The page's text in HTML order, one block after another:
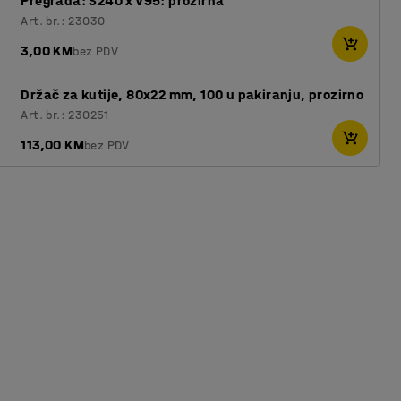
Art. br.: 23030
3,00 KMbez PDV
Držač za kutije, 80x22 mm, 100 u pakiranju, prozirno
Art. br.: 230251
113,00 KMbez PDV